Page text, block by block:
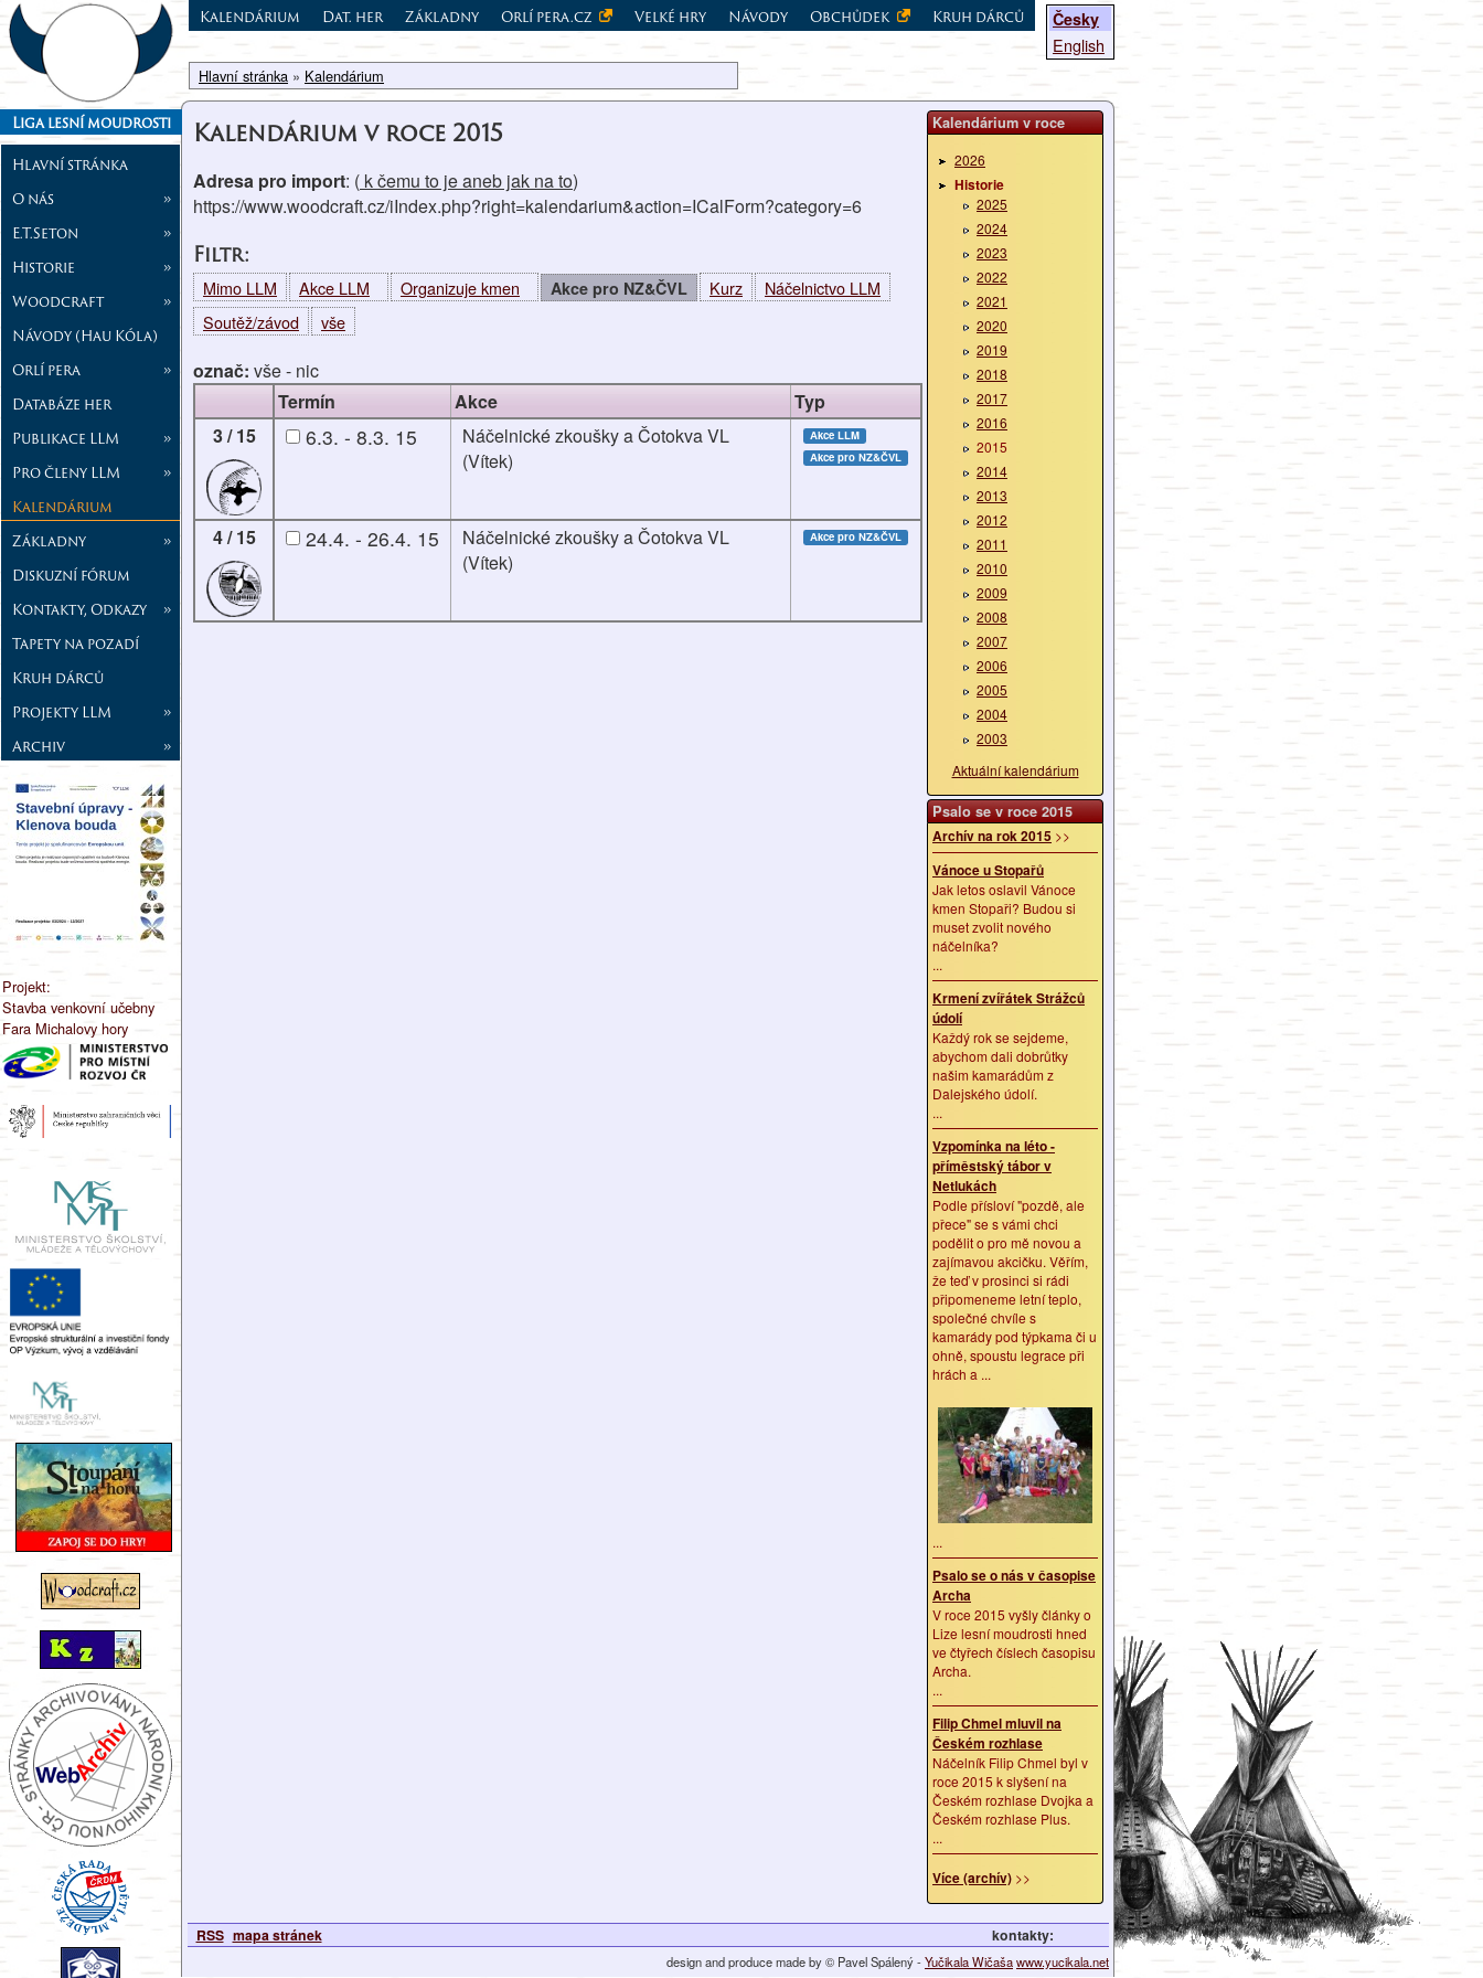
Liga lesní moudrosti
Hlavní stránka
O nás
»
E.T.Seton
»
Historie
»
Woodcraft
»
Návody (Hau Kóla)
Orlí pera
»
Databáze her
Publikace LLM
»
Pro členy LLM
»
Kalendárium
Základny
»
Diskuzní fórum
Kontakty, Odkazy
»
Tapety na pozadí
Kruh dárců
Projekty LLM
»
Archiv
»
Projekt:
Stavba venkovní učebny
Fara Michalovy hory
Česky
English
Kalendárium Dat. her Základny Orlí pera.cz Velké hry Návody Obchůdek Kruh dárců
Hlavní stránka » Kalendárium
Kalendárium v roce
2026
Historie
2025
2024
2023
2022
2021
2020
2019
2018
2017
2016
2015
2014
2013
2012
2011
2010
2009
2008
2007
2006
2005
2004
2003
Aktuální kalendárium
Psalo se v roce 2015
Archív na rok 2015 >>
Vánoce u Stopařů
Jak letos oslavil Vánoce
kmen Stopaři? Budou si
muset zvolit nového
náčelníka?
...
Krmení zvířátek Strážců
údolí
Každý rok se sejdeme,
abychom dali dobrůtky
našim kamarádům z
Dalejského údolí.
...
Vzpomínka na léto -
příměstský tábor v
Netlukách
Podle přísloví "pozdě, ale
přece" se s vámi chci
podělit o pro mě novou a
zajímavou akcičku. Věřím,
že teď v prosinci si rádi
připomeneme letní teplo,
společné chvíle s
kamarády pod týpkama či u
ohně, spoustu legrace při
hrách a ...
...
Psalo se o nás v časopise
Archa
V roce 2015 vyšly články o
Lize lesní moudrosti hned
ve čtyřech číslech časopisu
Archa.
...
Filip Chmel mluvil na
Českém rozhlase
Náčelník Filip Chmel byl v
roce 2015 k slyšení na
Českém rozhlase Dvojka a
Českém rozhlase Plus.
...
Více (archív) >>
Kalendárium v roce 2015
Adresa pro import: ( k čemu to je aneb jak na to)
https://www.woodcraft.cz/iIndex.php?right=kalendarium&action=ICalForm?category=6
Filtr:
Mimo LLM Akce LLM Organizuje kmen Akce pro NZ&ČVL Kurz
Náčelnictvo LLM
Soutěž/závod
vše
označ: vše- nic
Termín
Akce
Typ
3 / 15
6.3. - 8.3. 15
Náčelnické zkoušky a Čotokva VL
(Vítek)
Akce LLM
Akce pro NZ&ČVL
4 / 15 24.4. - 26.4. 15
Náčelnické zkoušky a Čotokva VL
(Vítek)
Akce pro NZ&ČVL
RSS mapa stránek kontakty:
design and produce made by © Pavel Spálený -Yučikala Wičašawww.yucikala.net